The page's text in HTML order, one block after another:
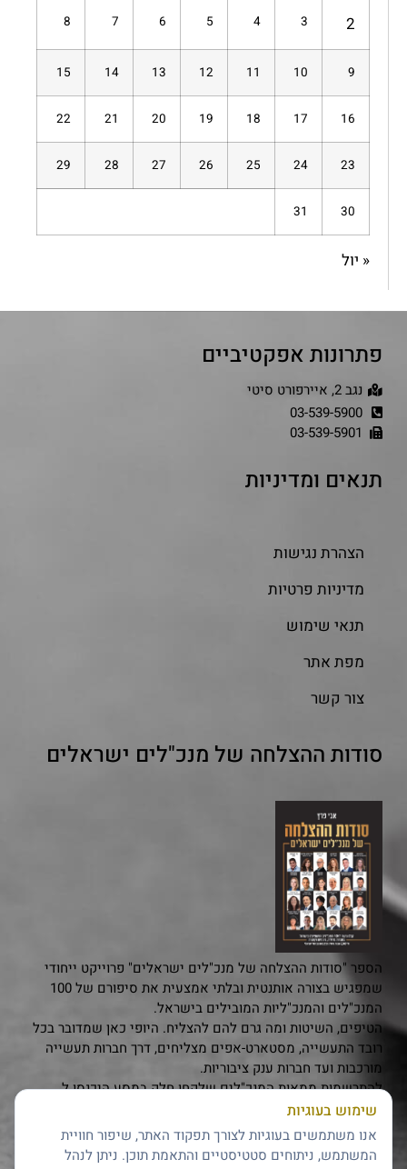
2
3
4
5
6
7
8
9
10
11
12
13
14
15
16
17
18
19
20
21
22
23
24
25
26
27
28
29
30
31
« יול
פתרונות אפקטיביים
נגב 2, איירפורט סיטי
03-539-5900
03-539-5901
תנאים ומדיניות
הצהרת נגישות
מדיניות פרטיות
תנאי שימוש
מפת אתר
צור קשר
סודות ההצלחה של מנכ"לים ישראלים
הספר "סודות ההצלחה של מנכ"לים ישראלים" פרוייקט ייחודי
שמפגיש בצורה אותנטית ובלתי אמצעית את סיפורם של 100
המנכ"לים והמנכ"ליות המובילים בישראל.
הטיפים, השיטות ומה גרם להם להצליח. היופי כאן שמדובר בכל
רובד התעשייה, מסטארט-אפים מצליחים, דרך חברות תעשייה
מורכבות ועד חברות ענק ציבוריות.
להתרשמות ממאות המנכ"לים שלקחו חלק במסע היכנסו ל
www.ceopro.co.il
להזמנה מוקדמתלחצו כאן
...............
שימוש בעוגיות
אנו משתמשים בעוגיות לצורך תפקוד האתר, שיפור חוויית
המשתמש, ניתוחים סטטיסטיים והתאמת תוכן. ניתן לנהל